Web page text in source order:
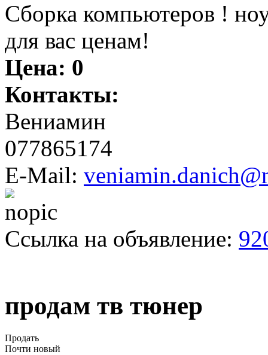
Сборка компьютеров !
для вас ценам!
Цена: 0
Контакты:
Вениамин
077865174
E-Mail:
Ссылка на объявление:
продам тв тюнер
Продать
Почти новый